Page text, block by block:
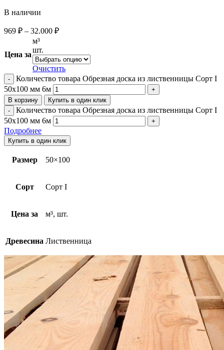
В наличии
969 ₽ – 32.000 ₽
Цена за
м³
шт.
Очистить
Количество товара Обрезная доска из лиственницы Сорт I
50х100 мм 6м
В корзину Купить в один клик
Количество товара Обрезная доска из лиственницы Сорт I
50х100 мм 6м
Подробнее
Купить в один клик
Размер 50×100
Сорт Сорт I
Цена за м³, шт.
Древесина Лиственница